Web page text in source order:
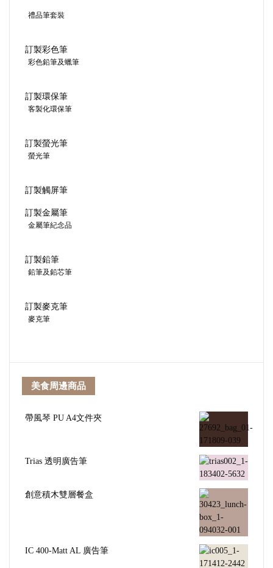
禮品筆套裝
訂製彩色筆
彩色鉛筆及蠟筆
訂製環保筆
客製化環保筆
訂製螢光筆
螢光筆
訂製觸屏筆
訂製金屬筆
金屬筆紀念品
訂製鉛筆
鉛筆及鉛芯筆
訂製麥克筆
麥克筆
美食周邊商品
帶風琴 PU A4文件夾
Trias 透明廣告筆
創意積木雙層餐盒
IC 400-Matt AL 廣告筆